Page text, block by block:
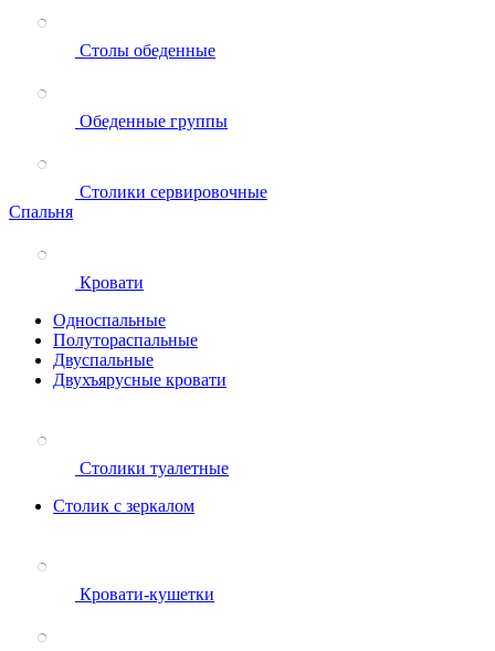
Столы обеденные
Обеденные группы
Столики сервировочные
Спальня
Кровати
Односпальные
Полутораспальные
Двуспальные
Двухъярусные кровати
Столики туалетные
Столик с зеркалом
Кровати-кушетки